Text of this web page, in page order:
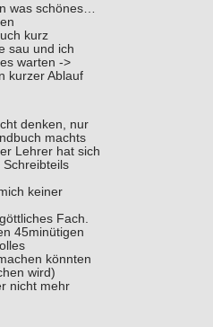
was schönes…
kurz
sau und ich
warten ->
kurzer Ablauf
denken, nur
machts
Lehrer hat sich
keiner
Fach.
45minütigen
könnten
wird)
nicht mehr